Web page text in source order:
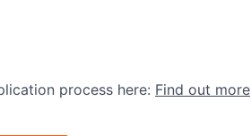
process here: Find out more